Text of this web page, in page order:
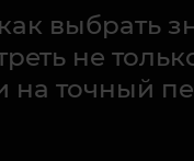
выбрать
не
на точный